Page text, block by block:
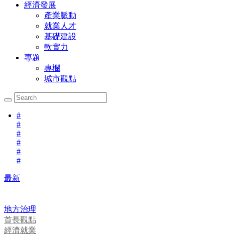
經濟發展
產業脈動
就業人才
基礎建設
軟實力
專題
專欄
城市觀點
#
#
#
#
#
#
最新
地方治理
首長觀點
經濟就業